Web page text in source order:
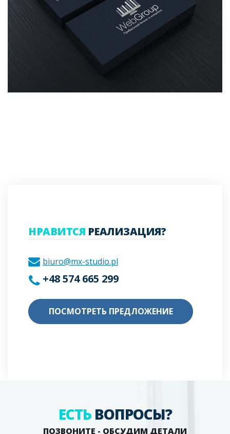
НРАВИТСЯ РЕАЛИЗАЦИЯ?
biuro@mx-studio.pl
+48 574 665 299
ПОСМОТРЕТЬ ПРЕДЛОЖЕНИЕ
ЕСТЬ ВОПРОСЫ?
ПОЗВОНИТЕ - ОБСУДИМ ДЕТАЛИ